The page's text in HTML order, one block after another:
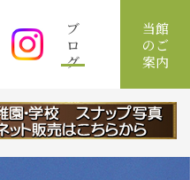
ブ
ロ
グ
当館
のご
案内